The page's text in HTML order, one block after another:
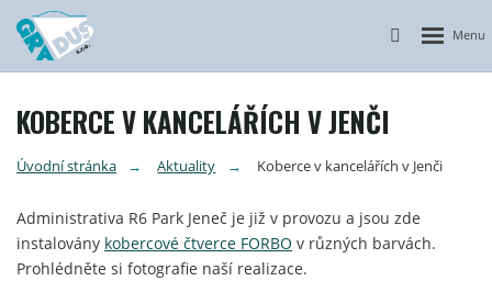
Vyhledávání
Otevřít
KOBERCE V KANCELÁŘÍCH V JENČI
Úvodní stránka Aktuality Koberce v kancelářích v Jenči
Administrativa R6 Park Jeneč je již v provozu a jsou zde
instalovány kobercové čtverce FORBO v různých barvách.
Prohlédněte si fotografie naší realizace.